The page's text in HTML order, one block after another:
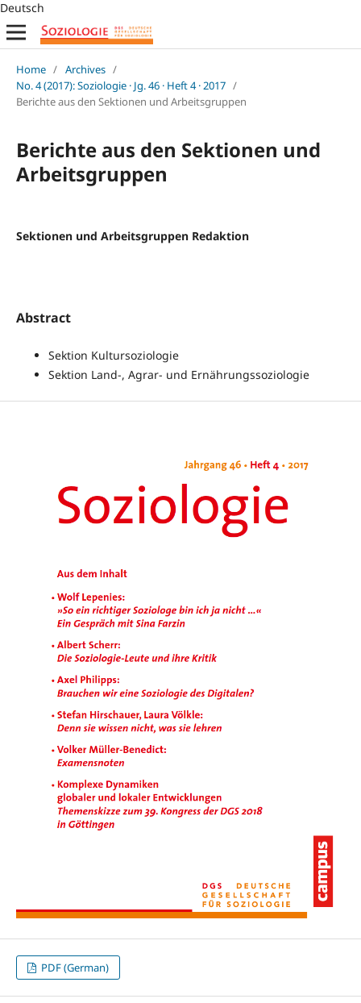
Deutsch
Home / Archives /
No. 4 (2017): Soziologie · Jg. 46 · Heft 4 · 2017 /
Berichte aus den Sektionen und Arbeitsgruppen
Berichte aus den Sektionen und
Arbeitsgruppen
Sektionen und Arbeitsgruppen Redaktion
Abstract
Sektion Kultursoziologie
Sektion Land-, Agrar- und Ernährungssoziologie
PDF (German)